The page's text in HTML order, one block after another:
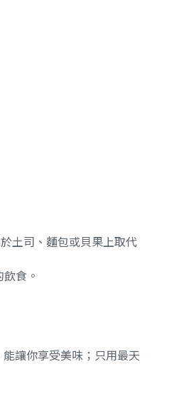
土司、麵包或貝果上取代
食。
讓你享受美味；只用最天